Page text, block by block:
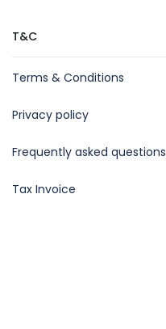
T&C
Terms & Conditions
Privacy policy
Frequently asked questions
Tax Invoice